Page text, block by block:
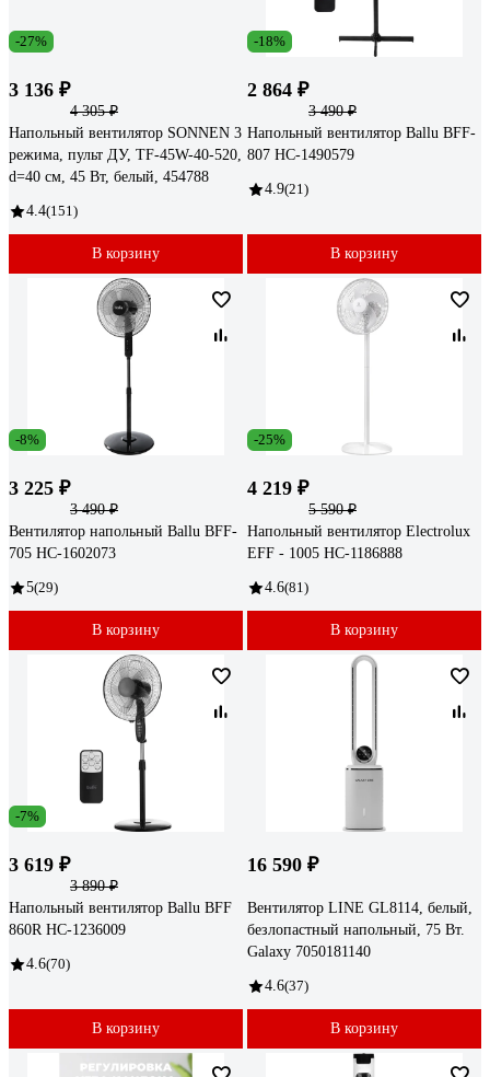
-27%
3 136 ₽
4 305 ₽
Напольный вентилятор SONNEN 3
режима, пульт ДУ, TF-45W-40-520,
d=40 см, 45 Вт, белый, 454788
4.4(151)
В корзину
-18%
2 864 ₽
3 490 ₽
Напольный вентилятор Ballu BFF-
807 НС-1490579
4.9(21)
В корзину
-8%
3 225 ₽
3 490 ₽
Вентилятор напольный Ballu BFF-
705 НС-1602073
5(29)
В корзину
-25%
4 219 ₽
5 590 ₽
Напольный вентилятор Electrolux
EFF - 1005 НС-1186888
4.6(81)
В корзину
-7%
3 619 ₽
3 890 ₽
Напольный вентилятор Ballu BFF
860R НС-1236009
4.6(70)
В корзину
16 590 ₽
Вентилятор LINE GL8114, белый,
безлопастный напольный, 75 Вт.
Galaxy 7050181140
4.6(37)
В корзину